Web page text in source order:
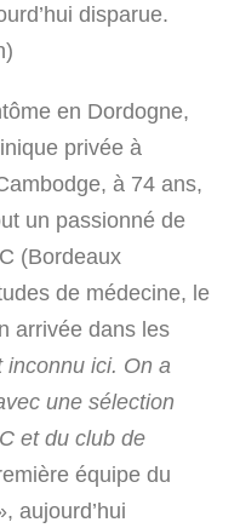
disparue.
en Dordogne,
privée à
à 74 ans,
un passionné de
(Bordeaux
de médecine, le
arrivée dans les
inconnu ici. On a
une sélection
et du club de
équipe du
aujourd’hui